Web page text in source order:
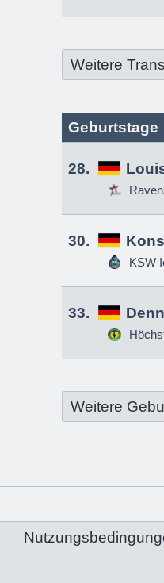
Weitere
Geburtstage
28.
30.
KSW
33.
Weitere